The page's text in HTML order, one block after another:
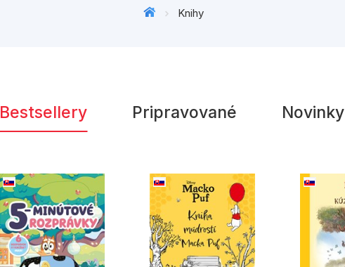
Young adult Zdravie a životný štýl
Všetky kategórie
Knihy
Bestsellery Pripravované Novinky